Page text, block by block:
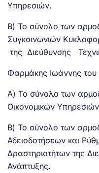
Υπηρεσιών.
Β) Το σύνολο των
Συγκοινωνιών
της Διεύθυνσης
Φαρμάκης Ιωάννης
Α) Το σύνολο των
Οικονομικών
Β) Το σύνολο των
Αδειοδοτήσεων και
Δραστηριοτήτων της
Ανάπτυξης.